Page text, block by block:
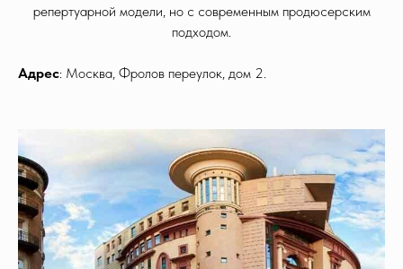
репертуарной модели, но с современным продюсерским
подходом.
Адрес: Москва, Фролов переулок, дом 2.